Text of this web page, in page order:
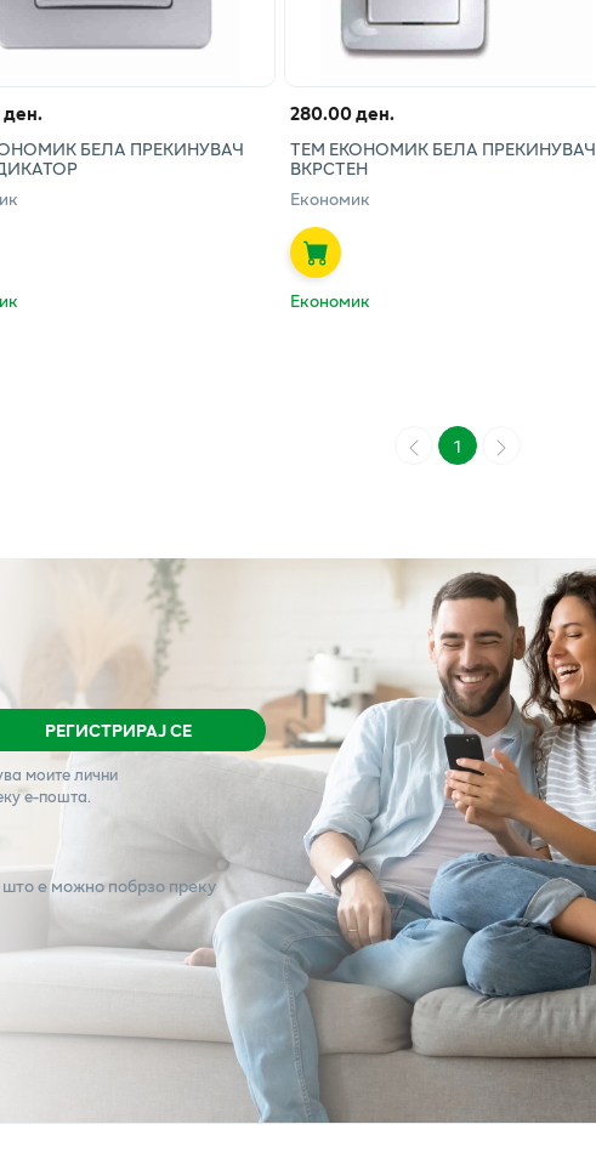
БЕЛА ПРЕКИНУВАЧ
280.00 ден.
ТЕМ ЕКОНОМИК БЕЛА ПРЕКИНУВАЧ
ВКРСТЕН
Економик
Економик
1
РЕГИСТРИРАЈ СЕ
моите лични
е-пошта.
е можно побрзо преку